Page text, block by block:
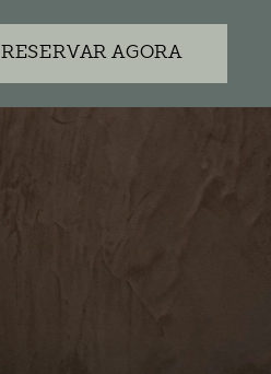
RESERVAR AGORA